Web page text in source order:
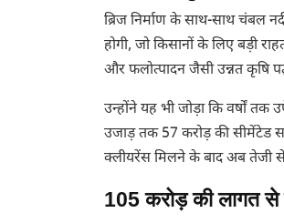
ब्रिज निर्माण के साथ-साथ चंबल
होगी, जो किसानों के लिए बड़ी
और फलोत्पादन जैसी उन्नत कृषि
उन्होंने यह भी जोड़ा कि वर्षों
उजाड़ तक 57 करोड़ की सीमेंटेड
क्लीयरेंस मिलने के बाद अब तेजी
105 करोड़ की लागत से